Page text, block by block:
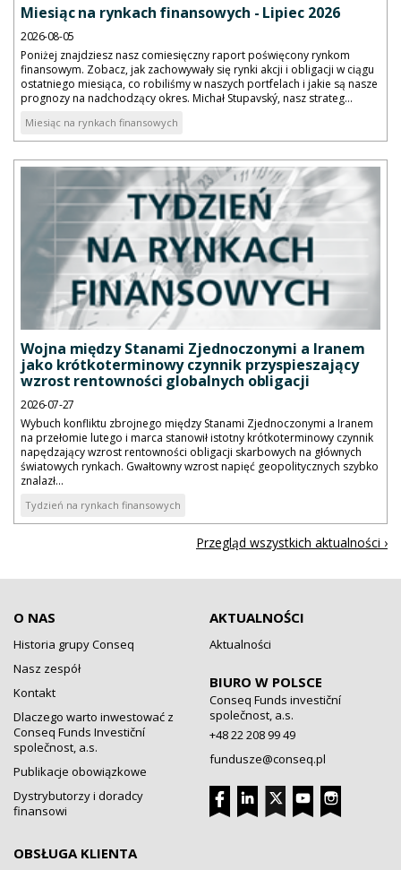
Miesiąc na rynkach finansowych - Lipiec 2026
2026-08-05
Poniżej znajdziesz nasz comiesięczny raport poświęcony rynkom
finansowym. Zobacz, jak zachowywały się rynki akcji i obligacji w ciągu
ostatniego miesiąca, co robiliśmy w naszych portfelach i jakie są nasze
prognozy na nadchodzący okres. Michał Stupavský, nasz strateg...
Miesiąc na rynkach finansowych
Wojna między Stanami Zjednoczonymi a Iranem
jako krótkoterminowy czynnik przyspieszający
wzrost rentowności globalnych obligacji
2026-07-27
Wybuch konfliktu zbrojnego między Stanami Zjednoczonymi a Iranem
na przełomie lutego i marca stanowił istotny krótkoterminowy czynnik
napędzający wzrost rentowności obligacji skarbowych na głównych
światowych rynkach. Gwałtowny wzrost napięć geopolitycznych szybko
znalazł...
Tydzień na rynkach finansowych
Przegląd wszystkich aktualności ›
O NAS
Historia grupy Conseq
Nasz zespół
Kontakt
Dlaczego warto inwestować z
Conseq Funds Investiční
společnost, a.s.
Publikacje obowiązkowe
Dystrybutorzy i doradcy
finansowi
OBSŁUGA KLIENTA
AKTUALNOŚCI
Aktualności
BIURO W POLSCE
Conseq Funds investiční
společnost, a.s.
+48 22 208 99 49
fundusze@conseq.pl